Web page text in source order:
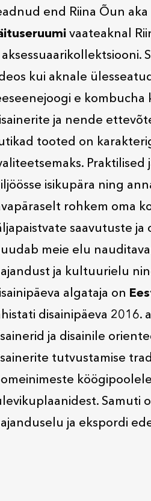
end Riina Õun aka
vaateaknal
aksessuaarikollektsiooni.
kui aknale
e kombucha
ja nende
tooted on
isikupära ning
rohkem oma
saavutuste
meie elu
ja kultuurielu
algataja on
disainipäeva 2016.
ja disainile
tutvustamise
Samuti
ja ekspordi